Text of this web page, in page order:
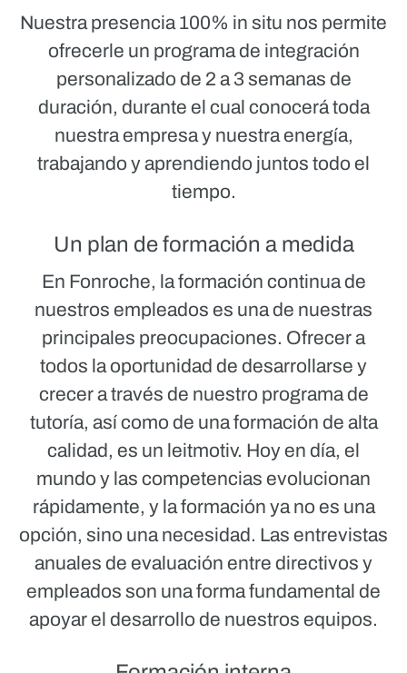
Nuestra presencia 100% in situ nos permite
ofrecerle un programa de integración
personalizado de 2 a 3 semanas de
duración, durante el cual conocerá toda
nuestra empresa y nuestra energía,
trabajando y aprendiendo juntos todo el
tiempo.
Un plan de formación a medida
En Fonroche, la formación continua de
nuestros empleados es una de nuestras
principales preocupaciones. Ofrecer a
todos la oportunidad de desarrollarse y
crecer a través de nuestro programa de
tutoría, así como de una formación de alta
calidad, es un leitmotiv. Hoy en día, el
mundo y las competencias evolucionan
rápidamente, y la formación ya no es una
opción, sino una necesidad. Las entrevistas
anuales de evaluación entre directivos y
empleados son una forma fundamental de
apoyar el desarrollo de nuestros equipos.